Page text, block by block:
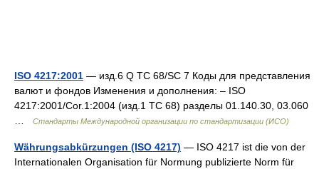
ISO 4217:2001 — изд.6 Q TC 68/SC 7 Коды для представления
валют и фондов Изменения и дополнения: – ISO
4217:2001/Cor.1:2004 (изд.1 TC 68) разделы 01.140.30, 03.060
Стандарты Международной организации по стандартизации (ИСО)
Währungsabkürzungen (ISO 4217) — ISO 4217 ist die von der
Internationalen Organisation für Normung publizierte Norm für